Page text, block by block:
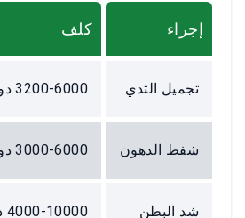
إجراء كلف
تجميل الثدي 3200-6000 دولار
شفط الدهون 3000-6000 دولار
شد البطن 4000-10000 دولار